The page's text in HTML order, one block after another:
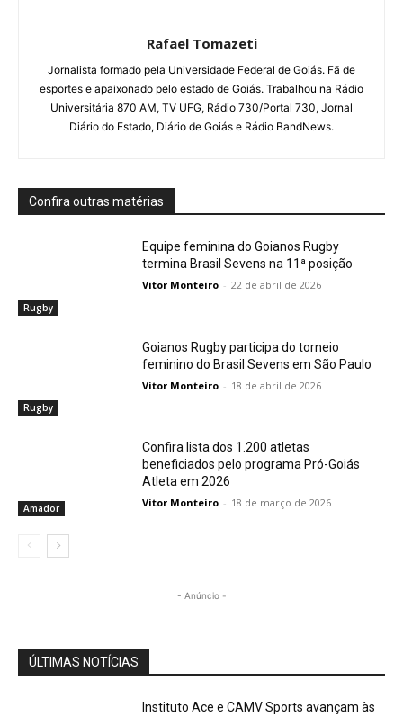
Rafael Tomazeti
Jornalista formado pela Universidade Federal de Goiás. Fã de
esportes e apaixonado pelo estado de Goiás. Trabalhou na Rádio
Universitária 870 AM, TV UFG, Rádio 730/Portal 730, Jornal
Diário do Estado, Diário de Goiás e Rádio BandNews.
Confira outras matérias
Rugby
Equipe feminina do Goianos Rugby
termina Brasil Sevens na 11ª posição
Vitor Monteiro - 22 de abril de 2026
Rugby
Goianos Rugby participa do torneio
feminino do Brasil Sevens em São Paulo
Vitor Monteiro - 18 de abril de 2026
Amador
Confira lista dos 1.200 atletas
beneficiados pelo programa Pró-Goiás
Atleta em 2026
Vitor Monteiro - 18 de março de 2026
- Anúncio -
ÚLTIMAS NOTÍCIAS
Instituto Ace e CAMV Sports avançam às